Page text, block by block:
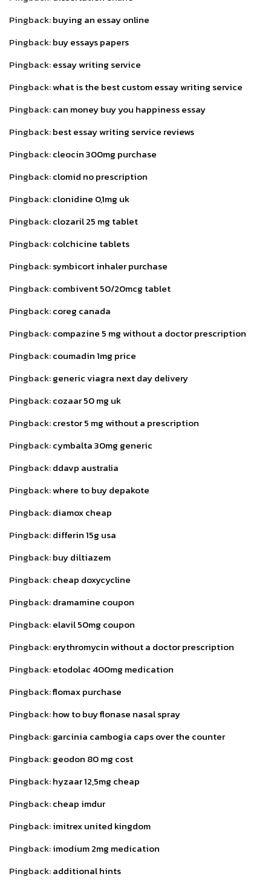
Pingback:buying an essay online
Pingback:buy essays papers
Pingback:essay writing service
Pingback:what is the best custom essay writing service
Pingback:can money buy you happiness essay
Pingback:best essay writing service reviews
Pingback:cleocin 300mg purchase
Pingback:clomid no prescription
Pingback:clonidine 0,1mg uk
Pingback:clozaril 25 mg tablet
Pingback:colchicine tablets
Pingback:symbicort inhaler purchase
Pingback:combivent 50/20mcg tablet
Pingback:coreg canada
Pingback:compazine 5 mg without a doctor prescription
Pingback:coumadin 1mg price
Pingback:generic viagra next day delivery
Pingback:cozaar 50 mg uk
Pingback:crestor 5 mg without a prescription
Pingback:cymbalta 30mg generic
Pingback:ddavp australia
Pingback:where to buy depakote
Pingback:diamox cheap
Pingback:differin 15g usa
Pingback:buy diltiazem
Pingback:cheap doxycycline
Pingback:dramamine coupon
Pingback:elavil 50mg coupon
Pingback:erythromycin without a doctor prescription
Pingback:etodolac 400mg medication
Pingback:flomax purchase
Pingback:how to buy flonase nasal spray
Pingback:garcinia cambogia caps over the counter
Pingback:geodon 80 mg cost
Pingback:hyzaar 12,5mg cheap
Pingback:cheap imdur
Pingback:imitrex united kingdom
Pingback:imodium 2mg medication
Pingback:additional hints